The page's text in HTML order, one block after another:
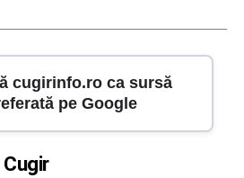
cugirinfo.ro ca sursă
pe Google